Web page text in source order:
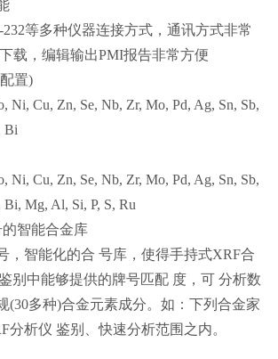
等多种仪器连接方式，通讯方式非常
载，编辑输出PMI报告非常方便
置)
Ni, Cu, Zn, Se, Nb, Zr, Mo, Pd, Ag, Sn, Sb,
Bi
Ni, Cu, Zn, Se, Nb, Zr, Mo, Pd, Ag, Sn, Sb,
Bi, Mg, Al, Si, P, S, Ru
智能合金库
，智能化的合 号库，使得手持式XRF合
别中能够提供的牌号匹配 度，可 分析数
(30多种)合金元素成分。如：下列合金家
分析仪 鉴别、快速分析范围之内。